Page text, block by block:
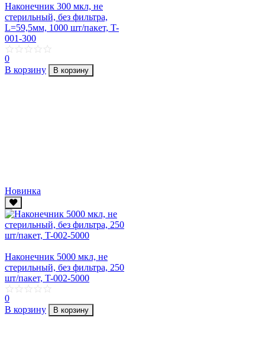
Наконечник 300 мкл, не
стерильный, без фильтра,
L=59,5мм, 1000 шт/пакет, T-
001-300
0
В корзину
В корзину
Новинка
Наконечник 5000 мкл, не
стерильный, без фильтра, 250
шт/пакет, T-002-5000
0
В корзину
В корзину